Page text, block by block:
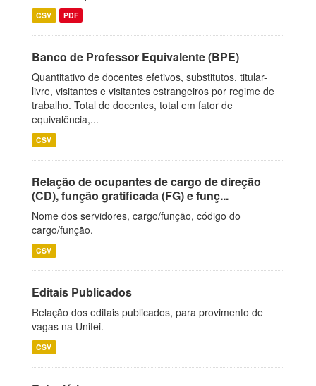
CSV PDF
Banco de Professor Equivalente (BPE)
Quantitativo de docentes efetivos, substitutos, titular-
livre, visitantes e visitantes estrangeiros por regime de
trabalho. Total de docentes, total em fator de
equivalência,...
CSV
Relação de ocupantes de cargo de direção
(CD), função gratificada (FG) e funç...
Nome dos servidores, cargo/função, código do
cargo/função.
CSV
Editais Publicados
Relação dos editais publicados, para provimento de
vagas na Unifei.
CSV